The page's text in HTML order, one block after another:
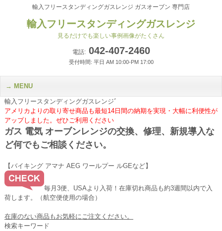
輸入フリースタンディングガスレンジ ガスオーブン 専門店
輸入フリースタンディングガスレンジ
見るだけでも楽しい事例画像がたくさん
電話:042-407-2460
受付時間: 平日 AM 10:00-PM 17:00
MENU
輸入フリースタンディングガスレンジﾞ
アメリカよりの取り寄せ商品も最短14日間の納期を実現・大幅に利便性が
アップしました。ぜひご利用ください
ガス 電気 オーブンレンジの交換、修理、新規導入な
ど何でもご相談ください。
【バイキング アマナ AEG ワールプー ルGEなど】
毎月3便、USAより入荷！在庫切れ商品も約3週間以内で入
荷します。（航空便使用の場合）
在庫のない商品もお気軽にご注文ください。
検索キーワード